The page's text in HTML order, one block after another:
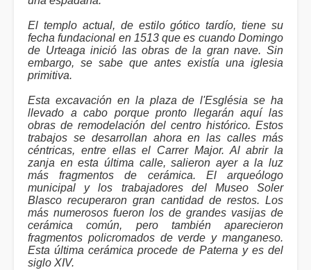
El templo actual, de estilo gótico tardío, tiene su
fecha fundacional en 1513 que es cuando Domingo
de Urteaga inició las obras de la gran nave. Sin
embargo, se sabe que antes existía una iglesia
primitiva.
Esta excavación en la plaza de l'Església se ha
llevado a cabo porque pronto llegarán aquí las
obras de remodelación del centro histórico. Estos
trabajos se desarrollan ahora en las calles más
céntricas, entre ellas el Carrer Major. Al abrir la
zanja en esta última calle, salieron ayer a la luz
más fragmentos de cerámica. El arqueólogo
municipal y los trabajadores del Museo Soler
Blasco recuperaron gran cantidad de restos. Los
más numerosos fueron los de grandes vasijas de
cerámica común, pero también aparecieron
fragmentos policromados de verde y manganeso.
Esta última cerámica procede de Paterna y es del
siglo XIV.